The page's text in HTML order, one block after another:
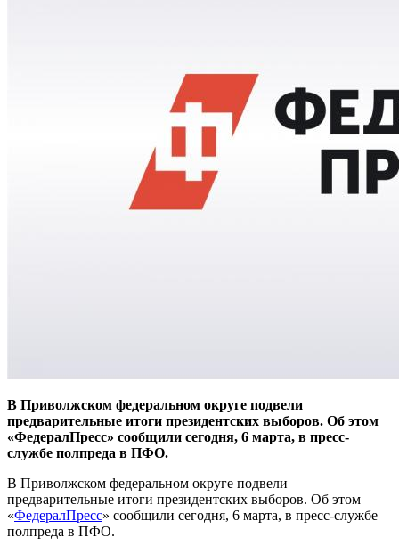
В Приволжском федеральном округе подвели
предварительные итоги президентских выборов. Об этом
«ФедералПресс» сообщили сегодня, 6 марта, в пресс-
службе полпреда в ПФО.
В Приволжском федеральном округе подвели
предварительные итоги президентских выборов. Об этом
«ФедералПресс» сообщили сегодня, 6 марта, в пресс-службе
полпреда в ПФО.